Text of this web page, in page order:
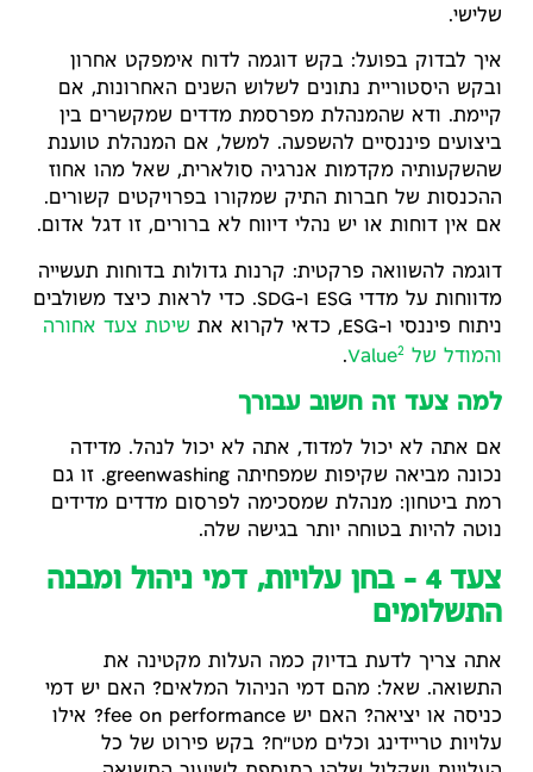
שלישי.
איך לבדוק בפועל: בקש דוגמה לדוח אימפקט אחרון
ובקש היסטוריית נתונים לשלוש השנים האחרונות, אם
קיימת. ודא שהמנהלת מפרסמת מדדים שמקשרים בין
ביצועים פיננסיים להשפעה. למשל, אם המנהלת טוענת
שהשקעותיה מקדמות אנרגיה סולארית, שאל מהו אחוז
ההכנסות של חברות התיק שמקורו בפרויקטים קשורים.
אם אין דוחות או יש נהלי דיווח לא ברורים, זו דגל אדום.
דוגמה להשוואה פרקטית: קרנות גדולות בדוחות תעשייה
מדווחות על מדדי ESG ו-SDG. כדי לראות כיצד משולבים
ניתוח פיננסי ו-ESG, כדאי לקרוא את
שיטת צעד אחורה
והמודל של Value 2
.
למה צעד זה חשוב עבורך
אם אתה לא יכול למדוד, אתה לא יכול לנהל. מדידה
נכונה מביאה שקיפות שמפחיתה greenwashing. זו גם
רמת ביטחון: מנהלת שמסכימה לפרסום מדדים מדידים
נוטה להיות בטוחה יותר בגישה שלה.
צעד 4 – בחן עלויות, דמי ניהול ומבנה
התשלומים
אתה צריך לדעת בדיוק כמה העלות מקטינה את
התשואה. שאל: מהם דמי הניהול המלאים? האם יש דמי
כניסה או יציאה? האם יש fee on performance? אילו
עלויות טריידינג וכלים מט"ח? בקש פירוט של כל